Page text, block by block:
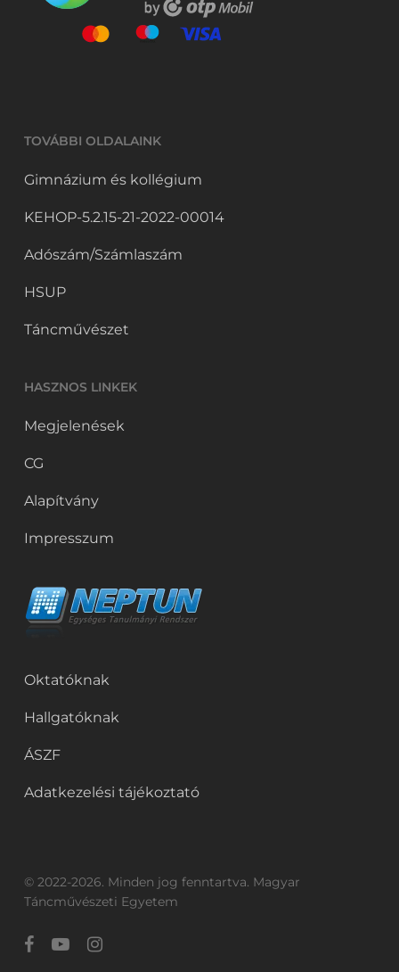
TOVÁBBI OLDALAINK
Gimnázium és kollégium
KEHOP-5.2.15-21-2022-00014
Adószám/Számlaszám
HSUP
Táncművészet
HASZNOS LINKEK
Megjelenések
CG
Alapítvány
Impresszum
Oktatóknak
Hallgatóknak
ÁSZF
Adatkezelési tájékoztató
© 2022-2026. Minden jog fenntartva. Magyar
Táncművészeti Egyetem
facebookyoutubeinstagram